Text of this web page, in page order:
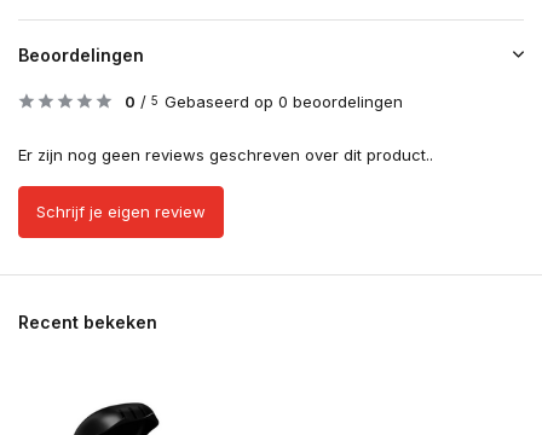
Beoordelingen
0 / 5 Gebaseerd op 0 beoordelingen
Er zijn nog geen reviews geschreven over dit product..
Schrijf je eigen review
Recent bekeken